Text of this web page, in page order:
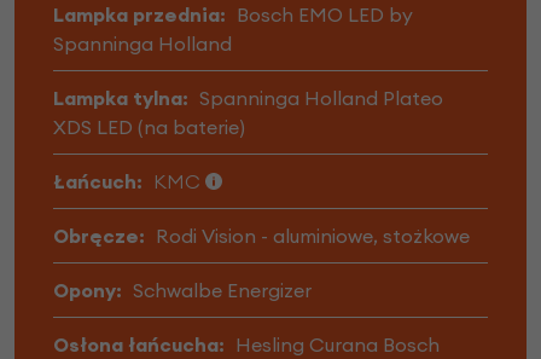
Lampka przednia: Bosch EMO LED by
Spanninga Holland
Lampka tylna: Spanninga Holland Plateo
XDS LED (na baterie)
Łańcuch: KMC
Obręcze: Rodi Vision - aluminiowe, stożkowe
Opony: Schwalbe Energizer
Osłona łańcucha: Hesling Curana Bosch